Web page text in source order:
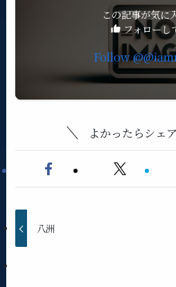
この記事が気に
フォローし
Follow
よかったらシェ
八洲